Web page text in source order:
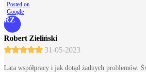
Posted on
Google
RZ
Robert Zieliński
31-05-2023
Lata współpracy i jak dotąd żadnych problemów.